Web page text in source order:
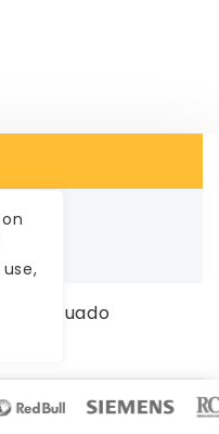
adecuado